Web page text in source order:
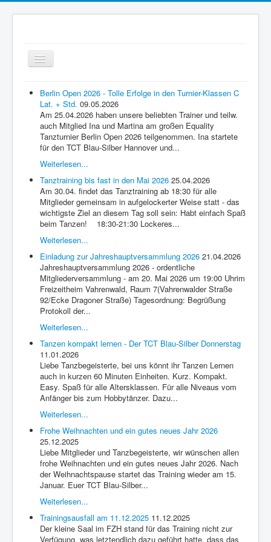
Startseite TCT
Aktuelles
TCT Blau-Silber
Wir über uns
Tanz-Anfänger / Einsteiger
One Dance Specials
Happy Dancing Gruppe
Tanzkreise
Breitensport
Turniersport
Trainingszeiten
Tanzpartner gesucht?
Tanzpartnerbörse
Club-Infos & Mitgliedsbeiträge
Blog
Fotos
Downloads
Der Weg zu uns
Dies und das
:innen und m/w/d
Berlin Open 2026 - Tolle Erfolge in den Turnier-Klassen C
Lat. + Std. 09.05.2026
Am 25.04.2026 haben unsere beliebten Trainer und teilw.
auch Mitglied Ina und Martina am großen Equality
Tanzturnier Berlin Open 2026 teilgenommen. Ina startete
für den TCT Blau-Silber Hannover und...
Weiterlesen...
Tanztraining bis fast in den Mai 2026 25.04.2026
Am 30.04. findet das Tanztraining ab 18:30 für alle
Mitglieder gemeinsam in aufgelockerter Weise statt - das
wichtigste Ziel an diesem Tag soll sein: Habt einfach Spaß
beim Tanzen! 18:30-21:30 Lockeres...
Weiterlesen...
Einladung zur Jahreshauptversammlung 2026 21.04.2026
Jahreshauptversammlung 2026 - ordentliche
Mitgliederversammlung - am 20. Mai 2026 um 19:00 Uhrim
Freizeitheim Vahrenwald, Raum 7(Vahrenwalder Straße
92/Ecke Dragoner Straße) Tagesordnung: Begrüßung
Protokoll der...
Weiterlesen...
Tanzen kompakt lernen - Der TCT Blau-Silber Donnerstag
11.01.2026
Liebe Tanzbegeisterte, bei uns könnt ihr Tanzen Lernen
auch in kurzen 60 Minuten Einheiten. Kurz. Kompakt.
Easy. Spaß für alle Altersklassen. Für alle Niveaus vom
Anfänger bis zum Hobbytänzer. Dazu...
Weiterlesen...
Frohe Weihnachten und ein gutes neues Jahr 2026
25.12.2025
Liebe Mitglieder und Tanzbegeisterte, wir wünschen allen
frohe Weihnachten und ein gutes neues Jahr 2026. Nach
der Weihnachtspause startet das Training wieder am 15.
Januar. Euer TCT Blau-Silber...
Weiterlesen...
Trainingsausfall am 11.12.2025 11.12.2025
Der kleine Saal im FZH stand für das Training nicht zur
Verfügung, was letztendlich dazu geführt hatte, dass das